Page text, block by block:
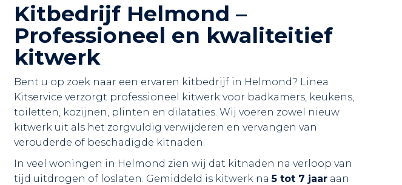
Kitbedrijf Helmond –
Professioneel en kwaliteitief
kitwerk
Bent u op zoek naar een ervaren kitbedrijf in Helmond? Linea
Kitservice verzorgt professioneel kitwerk voor badkamers, keukens,
toiletten, kozijnen, plinten en dilataties. Wij voeren zowel nieuw
kitwerk uit als het zorgvuldig verwijderen en vervangen van
verouderde of beschadigde kitnaden.
In veel woningen in Helmond zien wij dat kitnaden na verloop van
tijd uitdrogen of loslaten. Gemiddeld is kitwerk na5 tot 7 jaar aan